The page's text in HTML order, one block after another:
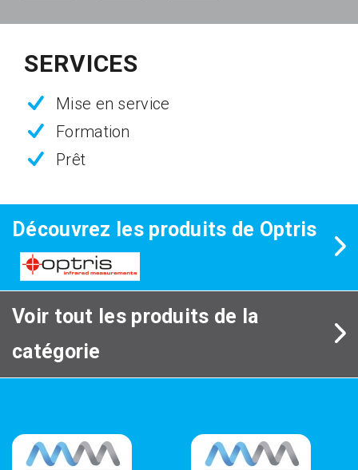
SERVICES
Mise en service
Formation
Prêt
Découvrez les produits de Optris
Voir tout les produits de la
catégorie